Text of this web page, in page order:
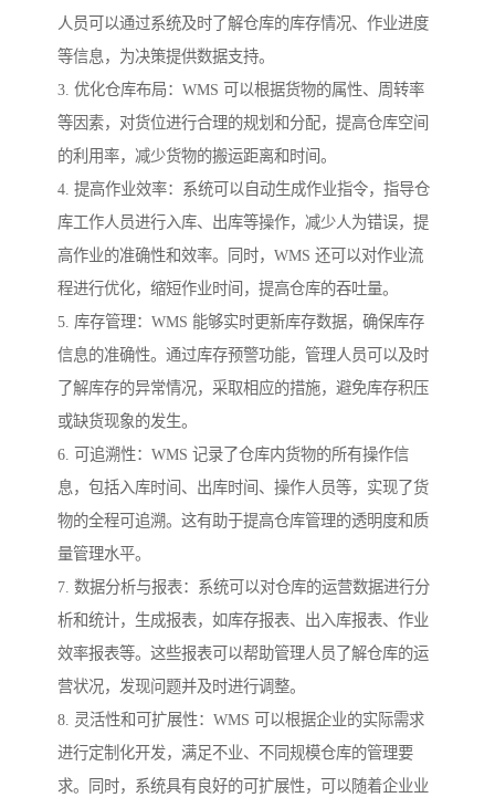
人员可以通过系统及时了解仓库的库存情况、作业进度
等信息，为决策提供数据支持。
3. 优化仓库布局：WMS 可以根据货物的属性、周转率
等因素，对货位进行合理的规划和分配，提高仓库空间
的利用率，减少货物的搬运距离和时间。
4. 提高作业效率：系统可以自动生成作业指令，指导仓
库工作人员进行入库、出库等操作，减少人为错误，提
高作业的准确性和效率。同时，WMS 还可以对作业流
程进行优化，缩短作业时间，提高仓库的吞吐量。
5. 库存管理：WMS 能够实时更新库存数据，确保库存
信息的准确性。通过库存预警功能，管理人员可以及时
了解库存的异常情况，采取相应的措施，避免库存积压
或缺货现象的发生。
6. 可追溯性：WMS 记录了仓库内货物的所有操作信
息，包括入库时间、出库时间、操作人员等，实现了货
物的全程可追溯。这有助于提高仓库管理的透明度和质
量管理水平。
7. 数据分析与报表：系统可以对仓库的运营数据进行分
析和统计，生成报表，如库存报表、出入库报表、作业
效率报表等。这些报表可以帮助管理人员了解仓库的运
营状况，发现问题并及时进行调整。
8. 灵活性和可扩展性：WMS 可以根据企业的实际需求
进行定制化开发，满足不业、不同规模仓库的管理要
求。同时，系统具有良好的可扩展性，可以随着企业业